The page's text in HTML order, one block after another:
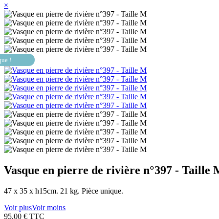
×
!
Vasque en pierre de rivière n°397 - Taille
47 x 35 x h15cm. 21 kg. Pièce unique.
Voir plusVoir moins
95,00 € TTC